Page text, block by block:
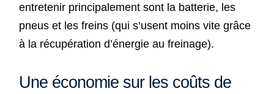
entretenir principalement sont la batterie, les
pneus et les freins (qui s’usent moins vite grâce
à la récupération d’énergie au freinage).
Une économie sur les coûts de